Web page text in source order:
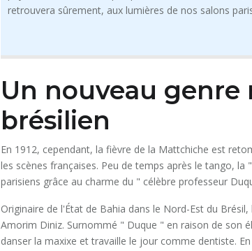
retrouvera sûrement, aux lumières de nos salons
Un nouveau
brésilien
En 1912, cependant, la fièvre de la Mattchiche est
les scènes françaises. Peu de temps après le tango, la "
parisiens grâce au charme du " célèbre professeur
Originaire de l'État de Bahia dans le Nord-Est du
Amorim Diniz. Surnommé " Duque " en raison de son
danser la maxixe et travaille le jour comme dentiste.